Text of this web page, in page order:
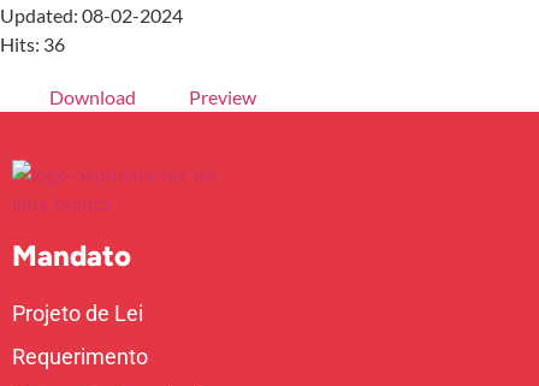
Updated: 08-02-2024
Hits: 36
Download Preview
Mandato
Projeto de Lei
Requerimento